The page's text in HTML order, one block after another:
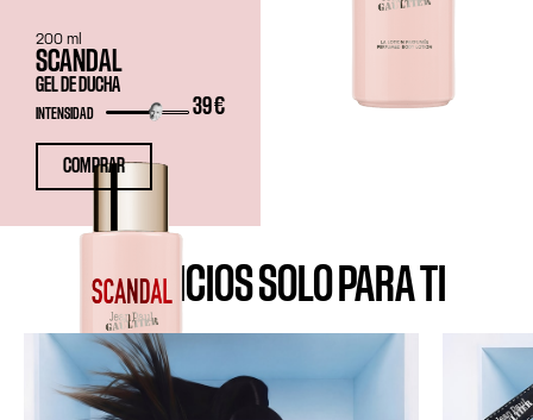
SCANDAL
GEL DE DUCHA
39 €
INTENSIDAD
200 ml
COMPRAR
BENEFICIOS SOLO PARA TI